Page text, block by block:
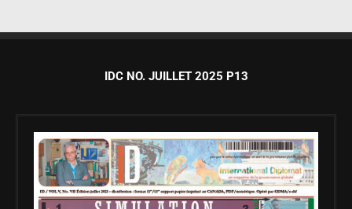
IDC NO. JUILLET 2025 P13